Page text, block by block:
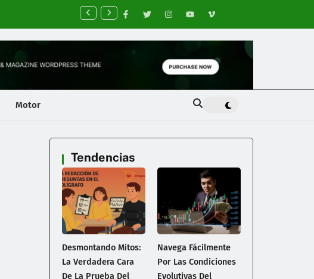
Navega Fácilmente por las Condiciones Evolutivas del Mercado de
Motor
Tendencias
Desmontando Mitos:
La Verdadera Cara
De La Prueba Del
Navega Fácilmente
Por Las Condiciones
Evolutivas Del